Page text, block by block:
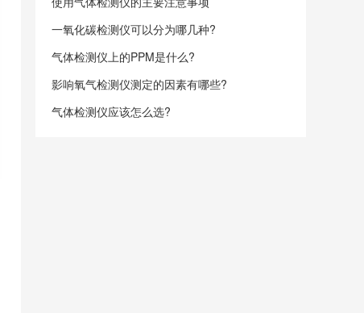
一氧化碳检测仪可以分为哪几种?
气体检测仪上的PPM是什么?
影响氧气检测仪测定的因素有哪些?
气体检测仪应该怎么选?